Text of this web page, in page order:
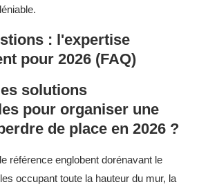
: l'expertise
pour 2026 (FAQ)
solutions
pour organiser une
de place en 2026 ?
référence englobent dorénavant le
occupant toute la hauteur du mur, la